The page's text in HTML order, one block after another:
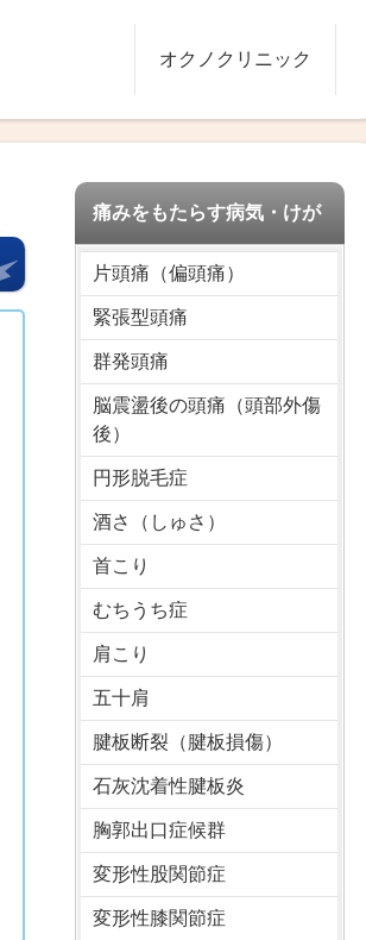
オクノクリニック
痛みをもたらす病気・けが
片頭痛（偏頭痛）
緊張型頭痛
群発頭痛
脳震盪後の頭痛（頭部外傷
後）
円形脱毛症
酒さ（しゅさ）
首こり
むちうち症
肩こり
五十肩
腱板断裂（腱板損傷）
石灰沈着性腱板炎
胸郭出口症候群
変形性股関節症
変形性膝関節症